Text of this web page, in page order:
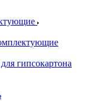
гипсокартона